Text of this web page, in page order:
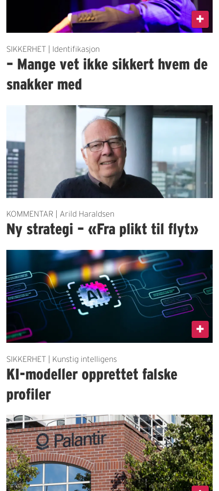
SIKKERHET | Identifikasjon
– Mange vet ikke sikkert hvem de
snakker med
KOMMENTAR | Arild Haraldsen
Ny strategi – «Fra plikt til flyt»
SIKKERHET | Kunstig intelligens
KI-modeller opprettet falske
profiler